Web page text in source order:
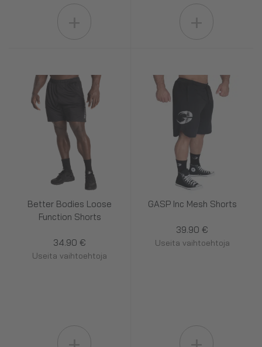
Better Bodies Loose
Function Shorts
34.90 €
Useita vaihtoehtoja
GASP Inc Mesh Shorts
39.90 €
Useita vaihtoehtoja